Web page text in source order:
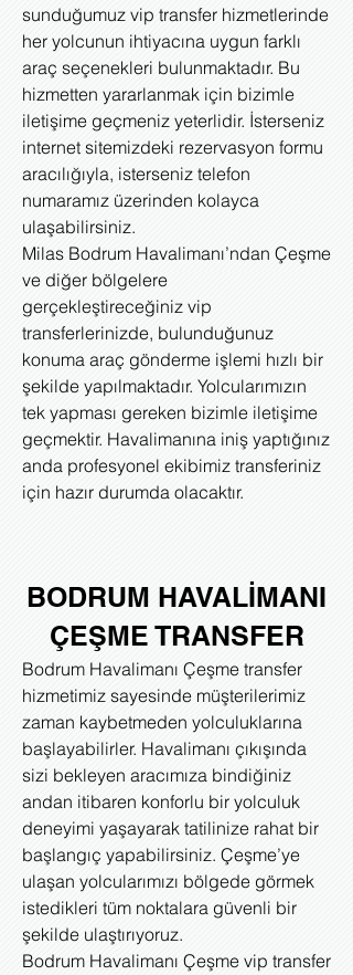
sunduğumuz vip transfer hizmetlerinde
her yolcunun ihtiyacına uygun farklı
araç seçenekleri bulunmaktadır. Bu
hizmetten yararlanmak için bizimle
iletişime geçmeniz yeterlidir. İsterseniz
internet sitemizdeki rezervasyon formu
aracılığıyla, isterseniz telefon
numaramız üzerinden kolayca
ulaşabilirsiniz.
Milas Bodrum Havalimanı’ndan Çeşme
ve diğer bölgelere
gerçekleştireceğiniz vip
transferlerinizde, bulunduğunuz
konuma araç gönderme işlemi hızlı bir
şekilde yapılmaktadır. Yolcularımızın
tek yapması gereken bizimle iletişime
geçmektir. Havalimanına iniş yaptığınız
anda profesyonel ekibimiz transferiniz
için hazır durumda olacaktır.
BODRUM HAVALİMANI
ÇEŞME TRANSFER
Bodrum Havalimanı Çeşme transfer
hizmetimiz sayesinde müşterilerimiz
zaman kaybetmeden yolculuklarına
başlayabilirler. Havalimanı çıkışında
sizi bekleyen aracımıza bindiğiniz
andan itibaren konforlu bir yolculuk
deneyimi yaşayarak tatilinize rahat bir
başlangıç yapabilirsiniz. Çeşme’ye
ulaşan yolcularımızı bölgede görmek
istedikleri tüm noktalara güvenli bir
şekilde ulaştırıyoruz.
Bodrum Havalimanı Çeşme vip transfer